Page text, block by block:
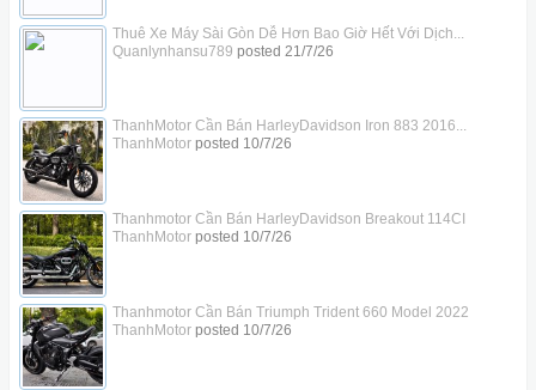
Thuê Xe Máy Sài Gòn Dễ Hơn Bao Giờ Hết Với Dịch...
Quanlynhansu789 posted 21/7/26
ThanhMotor Cần Bán HarleyDavidson Iron 883 2016...
ThanhMotorposted 10/7/26
Thanhmotor Cần Bán HarleyDavidson Breakout 114CI
ThanhMotorposted 10/7/26
Thanhmotor Cần Bán Triumph Trident 660 Model 2022
ThanhMotorposted 10/7/26